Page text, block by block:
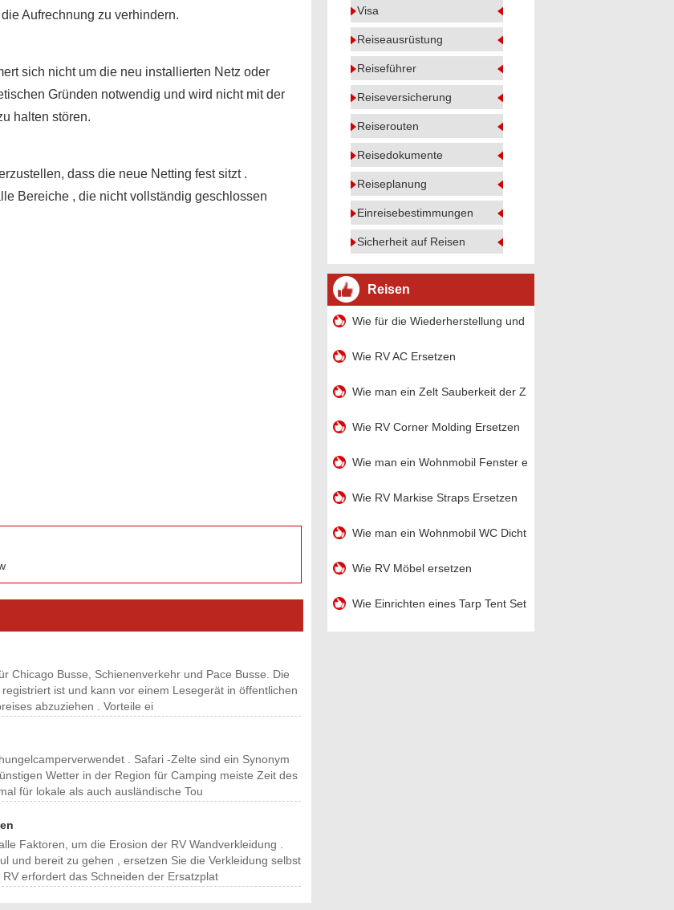
Aufrechnung zu verhindern.
sich nicht um die neu installierten Netz oder
Gründen notwendig und wird nicht mit der
halten stören.
dass die neue Netting fest sitzt .
Bereiche , die nicht vollständig geschlossen
Chicago Busse, Schienenverkehr und Pace Busse. Die
ist und kann vor einem Lesegerät in öffentlichen
abzuziehen . Vorteile ei
. Safari -Zelte sind ein Synonym
Wetter in der Region für Camping meiste Zeit des
für lokale als auch ausländische Tou
Faktoren, um die Erosion der RV Wandverkleidung .
und bereit zu gehen , ersetzen Sie die Verkleidung selbst
erfordert das Schneiden der Ersatzplat
Visa
Reiseausrüstung
Reiseführer
Reiseversicherung
Reiserouten
Reisedokumente
Reiseplanung
Einreisebestimmungen
Sicherheit auf Reisen
Reisen
Wie für die Wiederherstellung und Reparatur ein Wohnmobil
Wie RV AC Ersetzen
Wie man ein Zelt Sauberkeit der Zimmer
Wie RV Corner Molding Ersetzen
Wie man ein Wohnmobil Fenster ersetzen
Wie RV Markise Straps Ersetzen
Wie man ein Wohnmobil WC Dichtung ersetzen
Wie RV Möbel ersetzen
Wie Einrichten eines Tarp Tent Set